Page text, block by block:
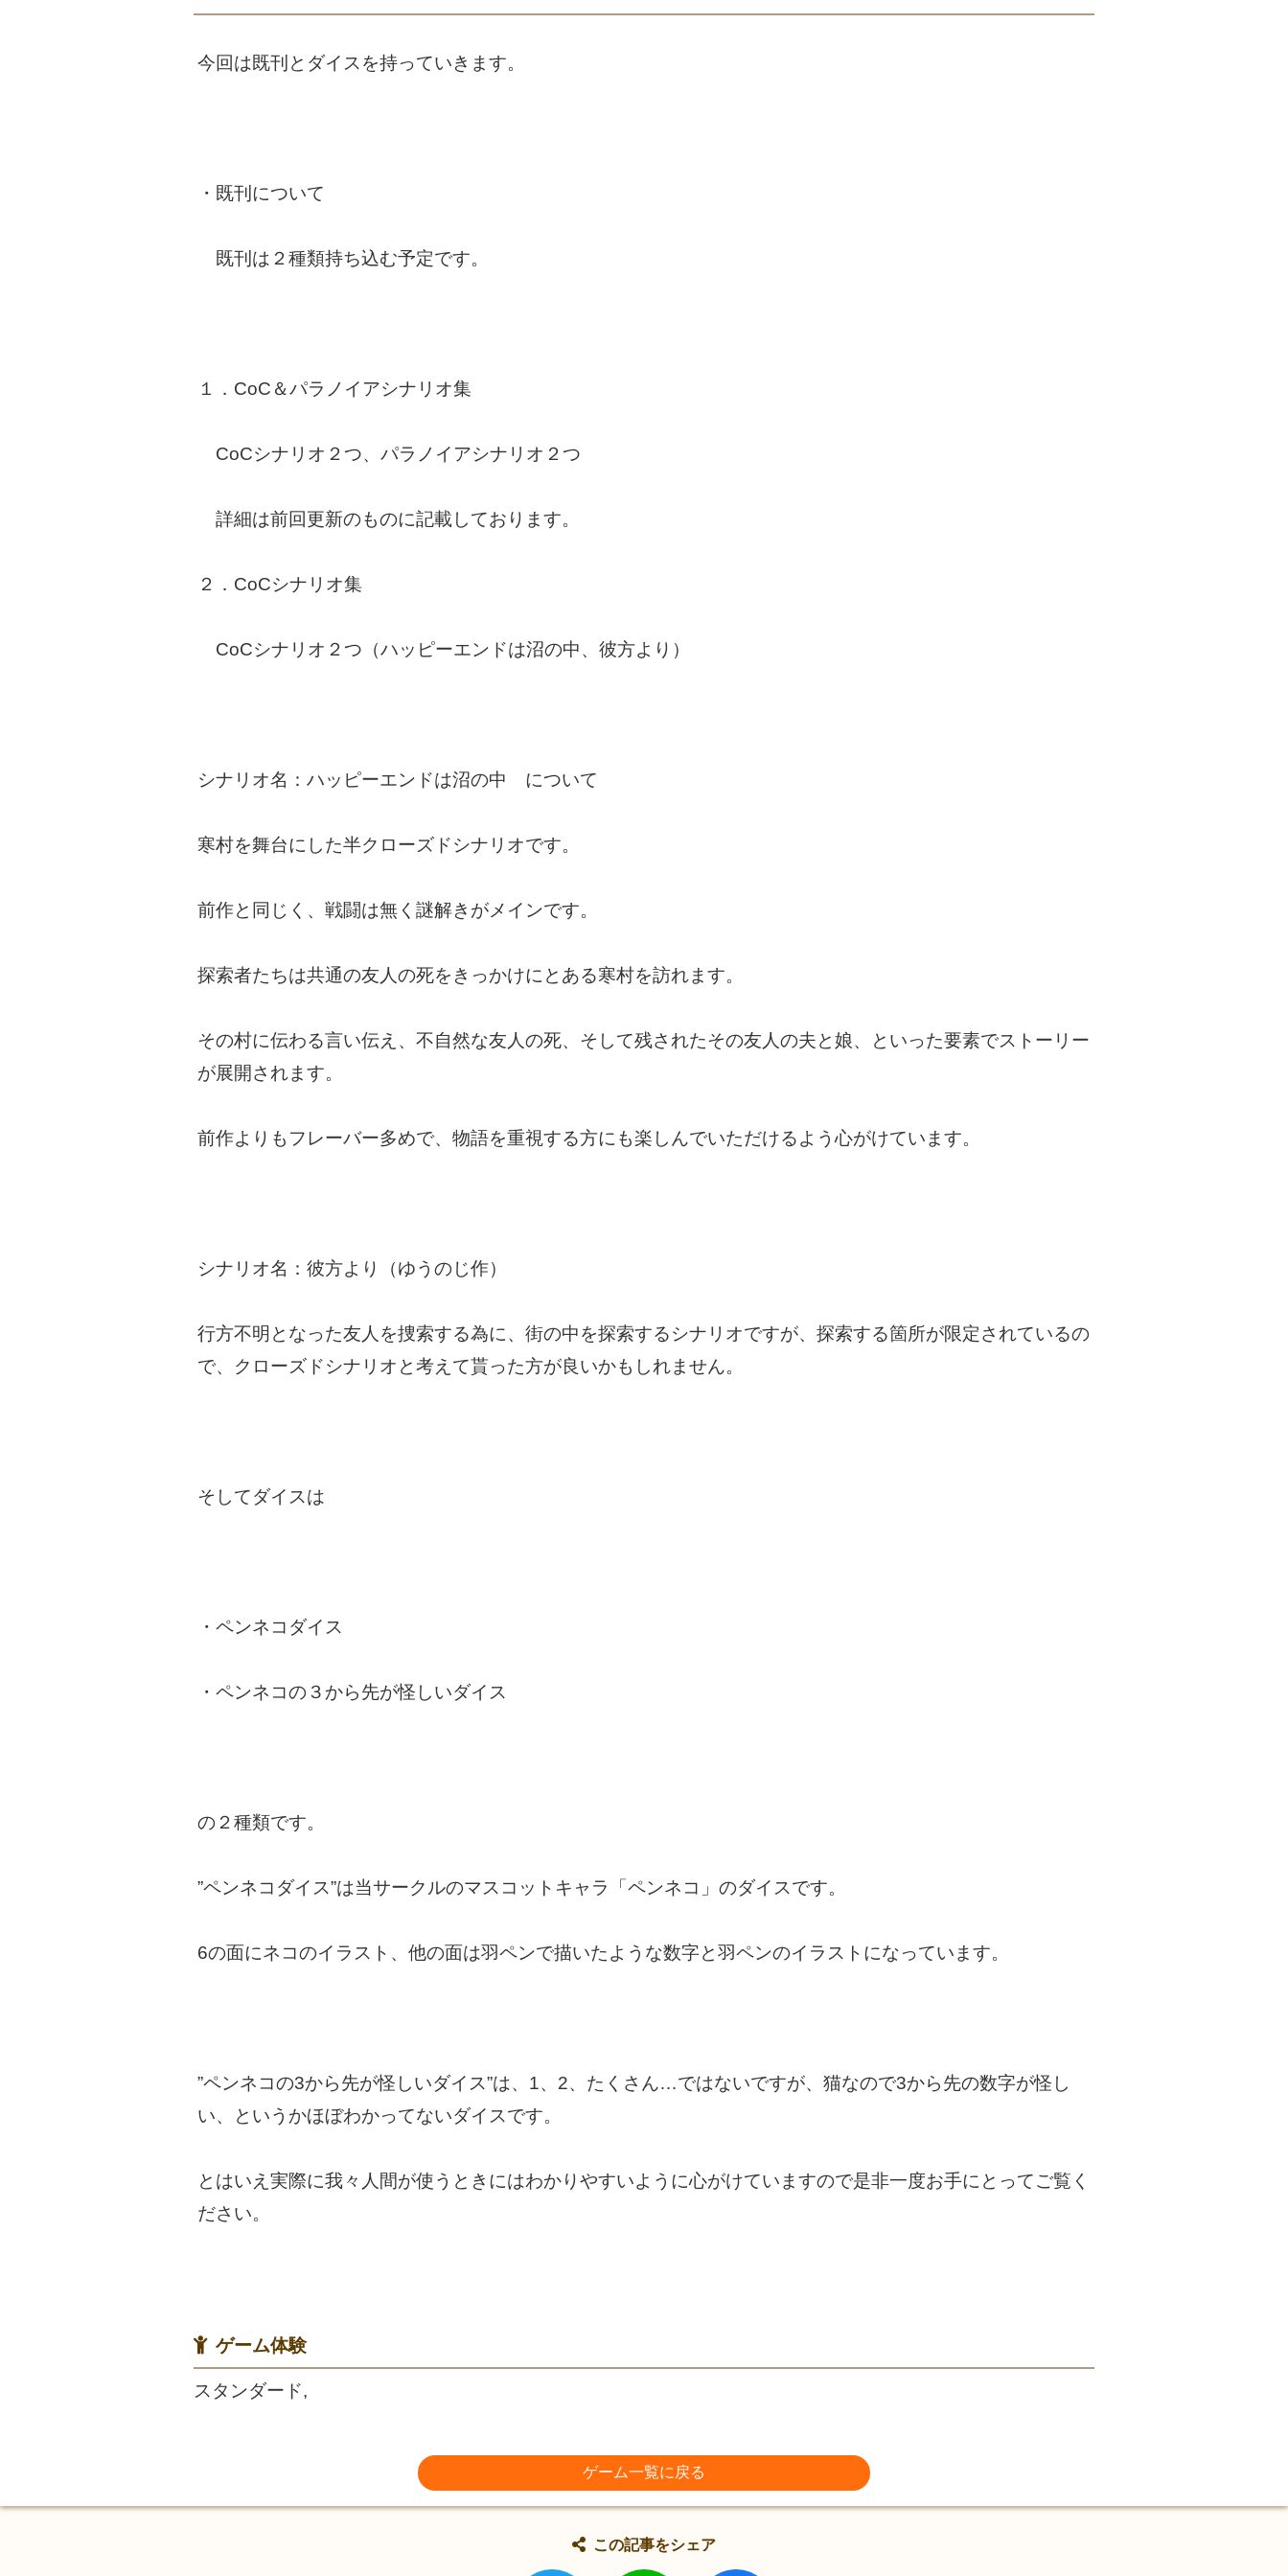
今回は既刊とダイスを持っていきます。
・既刊について
既刊は２種類持ち込む予定です。
１．CoC＆パラノイアシナリオ集
CoCシナリオ２つ、パラノイアシナリオ２つ
詳細は前回更新のものに記載しております。
２．CoCシナリオ集
CoCシナリオ２つ（ハッピーエンドは沼の中、彼方より）
シナリオ名：ハッピーエンドは沼の中 について
寒村を舞台にした半クローズドシナリオです。
前作と同じく、戦闘は無く謎解きがメインです。
探索者たちは共通の友人の死をきっかけにとある寒村を訪れます。
その村に伝わる言い伝え、不自然な友人の死、そして残されたその友人の夫と娘、といった要素でストーリー
が展開されます。
前作よりもフレーバー多めで、物語を重視する方にも楽しんでいただけるよう心がけています。
シナリオ名：彼方より（ゆうのじ作）
行方不明となった友人を捜索する為に、街の中を探索するシナリオですが、探索する箇所が限定されているの
で、クローズドシナリオと考えて貰った方が良いかもしれません。
そしてダイスは
・ペンネコダイス
・ペンネコの３から先が怪しいダイス
の２種類です。
”ペンネコダイス”は当サークルのマスコットキャラ「ペンネコ」のダイスです。
6の面にネコのイラスト、他の面は羽ペンで描いたような数字と羽ペンのイラストになっています。
”ペンネコの3から先が怪しいダイス”は、1、2、たくさん…ではないですが、猫なので3から先の数字が怪し
い、というかほぼわかってないダイスです。
とはいえ実際に我々人間が使うときにはわかりやすいように心がけていますので是非一度お手にとってご覧く
ださい。
ゲーム体験
スタンダード,
ゲーム一覧に戻る
この記事をシェア